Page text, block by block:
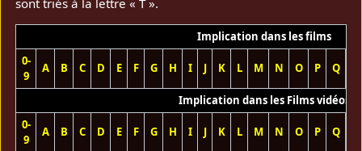
Implication dans les films
0-
9
A B C D E F G H I J K L M N O P Q
Implication dans les Films vidéos
0-
9
A B C D E F G H I J K L M N O P Q